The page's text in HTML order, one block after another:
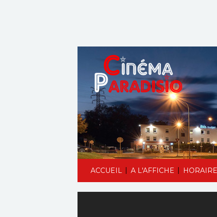
ACCUEIL | A L'AFFICHE |